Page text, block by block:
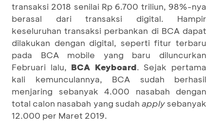
transaksi 2018 senilai Rp 6.700 triliun, 98%-nya
berasal dari transaksi digital. Hampir
keseluruhan transaksi perbankan di BCA dapat
dilakukan dengan digital, seperti fitur terbaru
pada BCA mobile yang baru diluncurkan
Februari lalu, BCA Keyboard. Sejak pertama
kali kemunculannya, BCA sudah berhasil
menjaring sebanyak 4.000 nasabah dengan
total calon nasabah yang sudah applysebanyak
12.000 per Maret 2019.